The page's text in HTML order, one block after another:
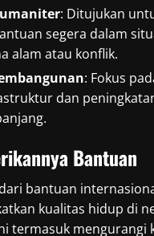
: Ditujukan
segera dalam
alam atau konflik.
: Fokus
dan
Bantuan
bantuan
kualitas hidup di
termasuk mengurangi